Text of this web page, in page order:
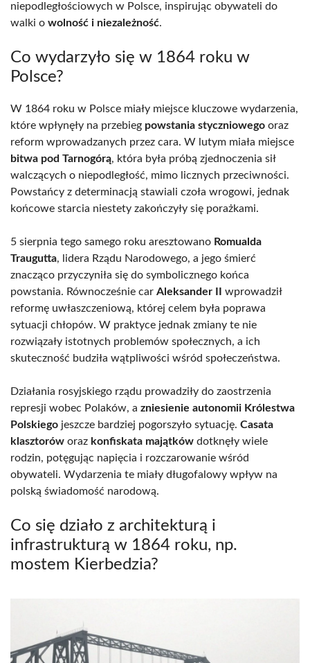
niepodległościowych w Polsce, inspirując obywateli do
walki o wolność i niezależność.
Co wydarzyło się w 1864 roku w
Polsce?
W 1864 roku w Polsce miały miejsce kluczowe wydarzenia,
które wpłynęły na przebieg powstania styczniowego oraz
reform wprowadzanych przez cara. W lutym miała miejsce
bitwa pod Tarnogórą, która była próbą zjednoczenia sił
walczących o niepodległość, mimo licznych przeciwności.
Powstańcy z determinacją stawiali czoła wrogowi, jednak
końcowe starcia niestety zakończyły się porażkami.
5 sierpnia tego samego roku aresztowano Romualda
Traugutta, lidera Rządu Narodowego, a jego śmierć
znacząco przyczyniła się do symbolicznego końca
powstania. Równocześnie car Aleksander II
wprowadził
reformę uwłaszczeniową, której celem była poprawa
sytuacji chłopów. W praktyce jednak zmiany te nie
rozwiązały istotnych problemów społecznych, a ich
skuteczność budziła wątpliwości wśród społeczeństwa.
Działania rosyjskiego rządu prowadziły do zaostrzenia
represji wobec Polaków, a zniesienie autonomii Królestwa
Polskiego jeszcze bardziej pogorszyło sytuację. Casata
klasztorów oraz konfiskata majątków dotknęły wiele
rodzin, potęgując napięcia i rozczarowanie wśród
obywateli. Wydarzenia te miały długofalowy wpływ na
polską świadomość narodową.
Co się działo z architekturą i
infrastrukturą w 1864 roku, np.
mostem Kierbedzia?